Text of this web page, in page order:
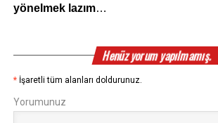
yönelmek lazım…
Henüz yorum yapılmamış.
* İşaretli tüm alanları doldurunuz.
Yorumunuz